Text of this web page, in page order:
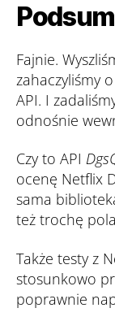
Fajnie.
zahaczyliśmy
API. I
odnośnie
Czy to API
ocenę Netflix
sama
też trochę
Także testy z
stosunkowo
poprawnie